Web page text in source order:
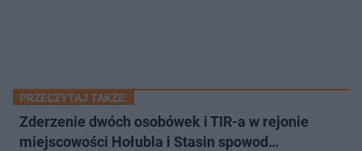
PRZECZYTAJ TAKŻE:
Zderzenie dwóch osobówek i TIR-a w rejonie
miejscowości Hołubla i Stasin spowod…